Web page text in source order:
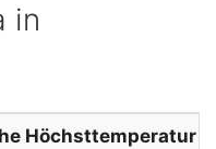
in
Höchsttemperatur